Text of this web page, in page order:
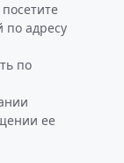
адресу
по
ее